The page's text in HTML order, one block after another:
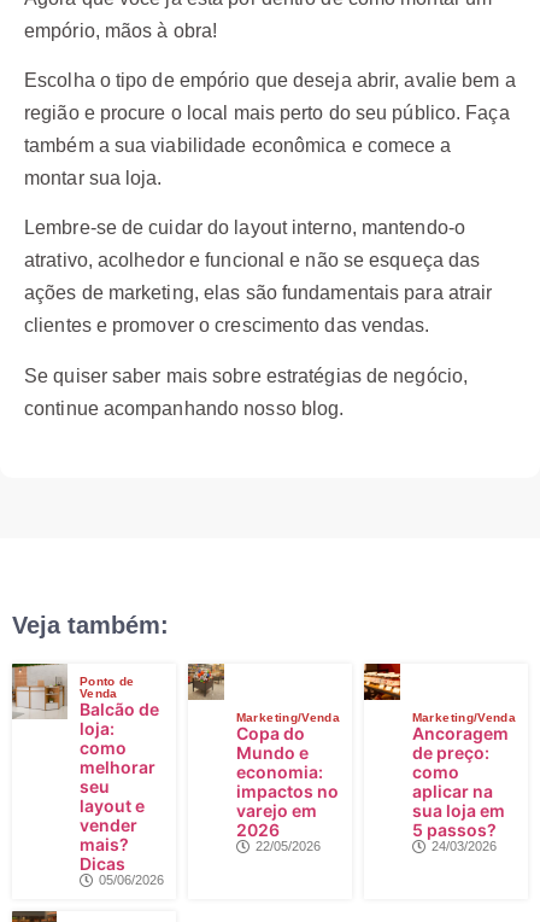
empório, mãos à obra!
Escolha o tipo de empório que deseja abrir, avalie bem a
região e procure o local mais perto do seu público. Faça
também a sua viabilidade econômica e comece a
montar sua loja.
Lembre-se de cuidar do layout interno, mantendo-o
atrativo, acolhedor e funcional e não se esqueça das
ações de marketing, elas são fundamentais para atrair
clientes e promover o crescimento das vendas.
Se quiser saber mais sobre estratégias de negócio,
continue acompanhando nosso blog.
Veja também:
Ponto de
Venda
Balcão de
loja:
como
melhorar
seu
layout e
vender
mais?
Dicas
05/06/2026
Marketing/Venda
Copa do
Mundo e
economia:
impactos no
varejo em
2026
22/05/2026
Marketing/Venda
Ancoragem
de preço:
como
aplicar na
sua loja em
5 passos?
24/03/2026